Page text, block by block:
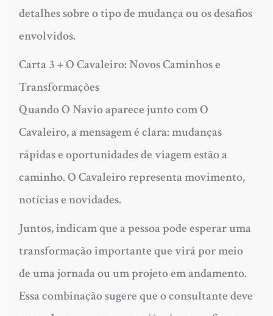
detalhes sobre o tipo de mudança ou os desafios
envolvidos.
Carta 3 + O Cavaleiro: Novos Caminhos e
Transformações
Quando O Navio aparece junto com O
Cavaleiro, a mensagem é clara: mudanças
rápidas e oportunidades de viagem estão a
caminho. O Cavaleiro representa movimento,
notícias e novidades.
Juntos, indicam que a pessoa pode esperar uma
transformação importante que virá por meio
de uma jornada ou um projeto em andamento.
Essa combinação sugere que o consultante deve